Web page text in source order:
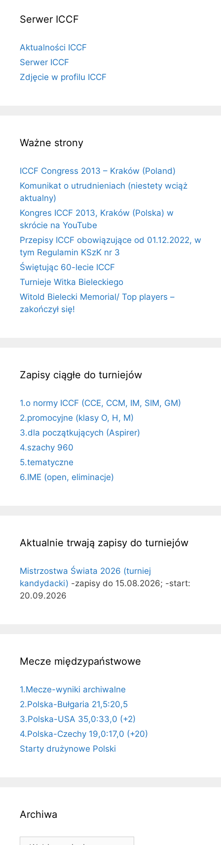
Serwer ICCF
Aktualności ICCF
Serwer ICCF
Zdjęcie w profilu ICCF
Ważne strony
ICCF Congress 2013 – Kraków (Poland)
Komunikat o utrudnieniach (niestety wciąż
aktualny)
Kongres ICCF 2013, Kraków (Polska) w
skrócie na YouTube
Przepisy ICCF obowiązujące od 01.12.2022, w
tym Regulamin KSzK nr 3
Świętując 60-lecie ICCF
Turnieje Witka Bieleckiego
Witold Bielecki Memorial/ Top players –
zakończył się!
Zapisy ciągłe do turniejów
1.o normy ICCF (CCE, CCM, IM, SIM, GM)
2.promocyjne (klasy O, H, M)
3.dla początkujących (Aspirer)
4.szachy 960
5.tematyczne
6.IME (open, eliminacje)
Aktualnie trwają zapisy do turniejów
Mistrzostwa Świata 2026 (turniej
kandydacki) -zapisy do 15.08.2026; -start:
20.09.2026
Mecze międzypaństwowe
1.Mecze-wyniki archiwalne
2.Polska-Bułgaria 21,5:20,5
3.Polska-USA 35,0:33,0 (+2)
4.Polska-Czechy 19,0:17,0 (+20)
Starty drużynowe Polski
Archiwa
Archiwa